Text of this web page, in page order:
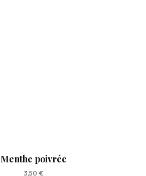
Menthe poivrée
3,50 €